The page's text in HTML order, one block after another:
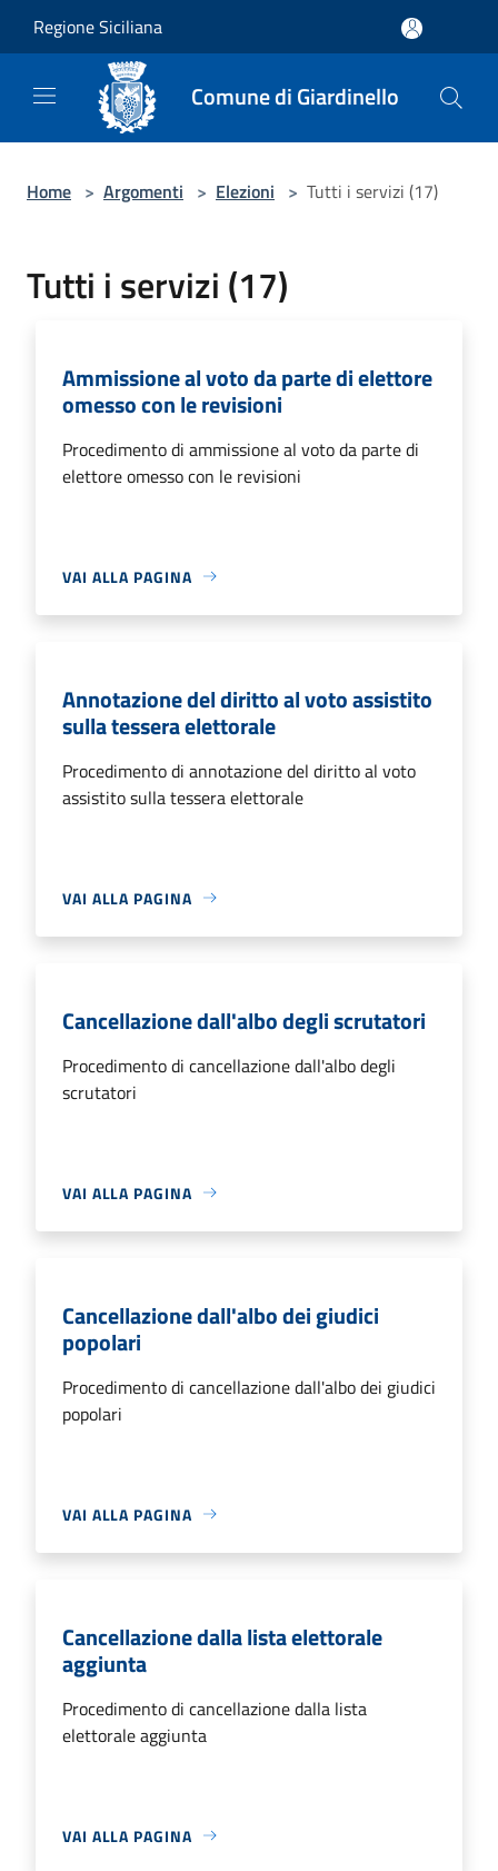
Regione Siciliana
Comune di Giardinello
Home > Argomenti > Elezioni > Tutti i servizi (17)
Tutti i servizi (17)
Ammissione al voto da parte di elettore
omesso con le revisioni
Procedimento di ammissione al voto da parte di
elettore omesso con le revisioni
VAI ALLA PAGINA
Annotazione del diritto al voto assistito
sulla tessera elettorale
Procedimento di annotazione del diritto al voto
assistito sulla tessera elettorale
VAI ALLA PAGINA
Cancellazione dall'albo degli scrutatori
Procedimento di cancellazione dall'albo degli
scrutatori
VAI ALLA PAGINA
Cancellazione dall'albo dei giudici
popolari
Procedimento di cancellazione dall'albo dei giudici
popolari
VAI ALLA PAGINA
Cancellazione dalla lista elettorale
aggiunta
Procedimento di cancellazione dalla lista
elettorale aggiunta
VAI ALLA PAGINA